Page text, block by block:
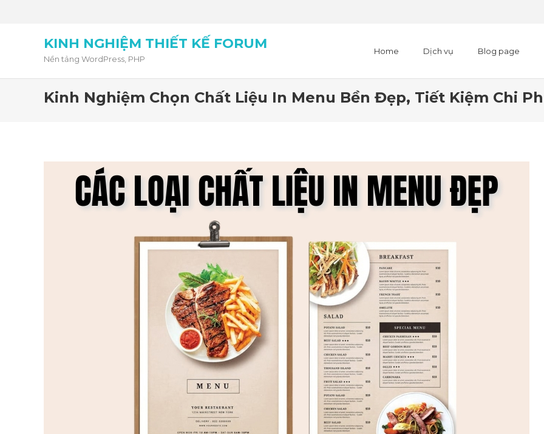
KINH NGHIỆM THIẾT KẾ FORUM
Nền tảng WordPress, PHP
Home Dịch vụ Blog page
Kinh Nghiệm Chọn Chất Liệu In Menu Bền Đẹp, Tiết Kiệm Chi